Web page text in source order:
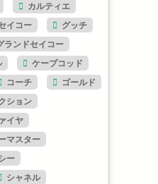
カルティエ
イコー
グッチ
ランドセイコー
ケープコッド
コーチ
ゴールド
ション
イヤ
マスター
ー
シャネル